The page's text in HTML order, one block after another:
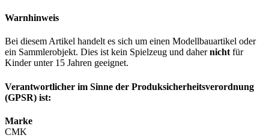
Warnhinweis
Bei diesem Artikel handelt es sich um einen Modellbauartikel oder
ein Sammlerobjekt. Dies ist kein Spielzeug und dahernicht für
Kinder unter 15 Jahren geeignet.
Verantwortlicher im Sinne der Produksicherheitsverordnung
(GPSR) ist:
Marke
CMK